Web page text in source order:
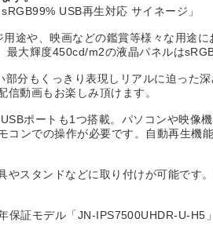
USB再生対応 サイネージ」
途や、映画などの鑑賞等様々な用途
大輝度450cd/m2の液晶パネルは
分もくっきり表現しリアルに迫った
動画もお楽しみ頂けます。
ポートも1つ搭載。パソコンや映像
ンでの操作が必要です。自動再生機
スタンドなどに取り付けが可能です
証モデル「JN-IPS7500UHDR-U-H5